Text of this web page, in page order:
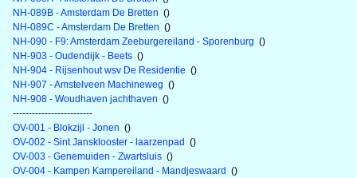
NH-089B - Amsterdam De Bretten ()
NH-089C - Amsterdam De Bretten ()
NH-090 - F9: Amsterdam Zeeburgereiland - Sporenburg ()
NH-903 - Oudendijk - Beets ()
NH-904 - Rijsenhout wsv De Residentie ()
NH-907 - Amstelveen Machineweg ()
NH-908 - Woudhaven jachthaven ()
-------------------------
OV-001 - Blokzijl - Jonen ()
OV-002 - Sint Jansklooster - laarzenpad ()
OV-003 - Genemuiden - Zwartsluis ()
OV-004 - Kampen Kampereiland - Mandjeswaard ()